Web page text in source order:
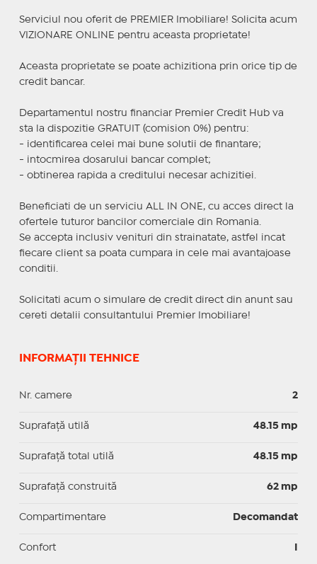
Serviciul nou oferit de PREMIER Imobiliare! Solicita acum
VIZIONARE ONLINE pentru aceasta proprietate!
Aceasta proprietate se poate achizitiona prin orice tip de
credit bancar.
Departamentul nostru financiar Premier Credit Hub va
sta la dispozitie GRATUIT (comision 0%) pentru:
- identificarea celei mai bune solutii de finantare;
- intocmirea dosarului bancar complet;
- obtinerea rapida a creditului necesar achizitiei.
Beneficiati de un serviciu ALL IN ONE, cu acces direct la
ofertele tuturor bancilor comerciale din Romania.
Se accepta inclusiv venituri din strainatate, astfel incat
fiecare client sa poata cumpara in cele mai avantajoase
conditii.
Solicitati acum o simulare de credit direct din anunt sau
cereti detalii consultantului Premier Imobiliare!
INFORMAȚII TEHNICE
Nr. camere 2
Suprafaţă utilă 48.15 mp
Suprafaţă total utilă 48.15 mp
Suprafaţă construită 62 mp
Compartimentare Decomandat
Confort